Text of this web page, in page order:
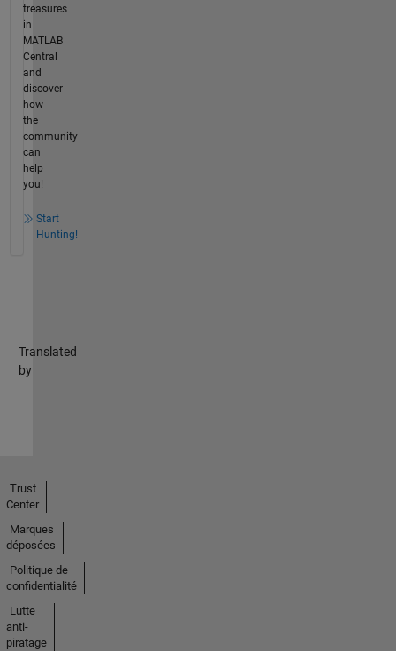
treasures
in
MATLAB
Central
and
discover
how
the
community
can
help
you!
Start
Hunting!
Translated
by
Trust
Center
Marques
déposées
Politique de
confidentialité
Lutte
anti-
piratage